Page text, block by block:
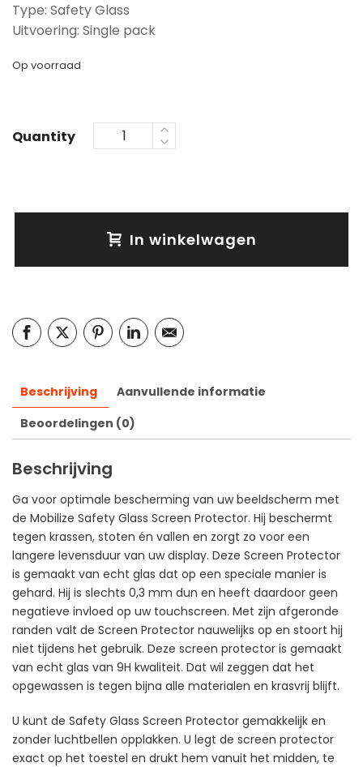
Type: Safety Glass
Uitvoering: Single pack
Op voorraad
Quantity
In winkelwagen
Beschrijving
Aanvullende informatie
Beoordelingen (0)
Beschrijving
Ga voor optimale bescherming van uw beeldscherm met
de Mobilize Safety Glass Screen Protector. Hij beschermt
tegen krassen, stoten én vallen en zorgt zo voor een
langere levensduur van uw display. Deze Screen Protector
is gemaakt van echt glas dat op een speciale manier is
gehard. Hij is slechts 0,3 mm dun en heeft daardoor geen
negatieve invloed op uw touchscreen. Met zijn afgeronde
randen valt de Screen Protector nauwelijks op en stoort hij
niet tijdens het gebruik. Deze screen protector is gemaakt
van echt glas van 9H kwaliteit. Dat wil zeggen dat het
opgewassen is tegen bijna alle materialen en krasvrij blijft.
U kunt de Safety Glass Screen Protector gemakkelijk en
zonder luchtbellen opplakken. U legt de screen protector
exact op het toestel en drukt hem vanuit het midden, te